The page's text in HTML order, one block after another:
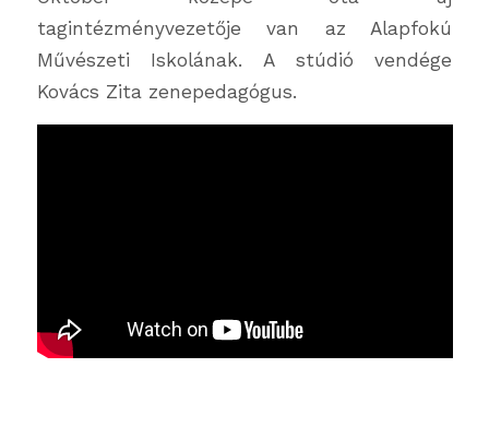
tagintézményvezetője van az Alapfokú
Művészeti Iskolának. A stúdió vendége
Kovács Zita zenepedagógus.